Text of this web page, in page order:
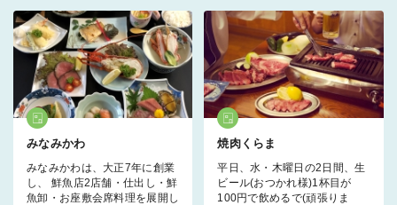
みなみかわ
みなみかわは、大正7年に創業
し、 鮮魚店2店舗・仕出し・鮮
魚卸・お座敷会席料理を展開し
焼肉くらま
平日、水・木曜日の2日間、生
ビール(おつかれ様)1杯目が
100円で飲めるで(頑張りま